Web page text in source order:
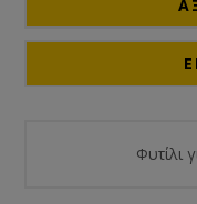
Φυτίλι